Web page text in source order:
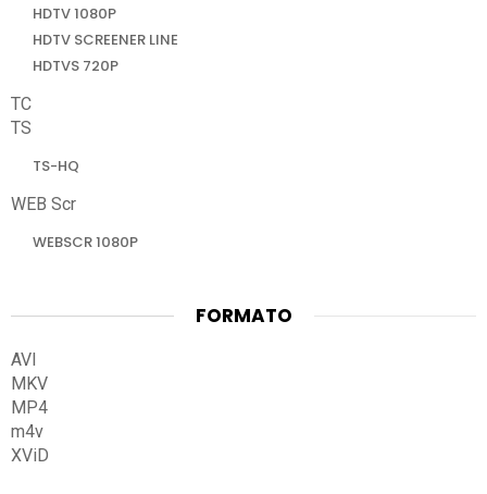
HDTV 1080P
HDTV SCREENER LINE
HDTVS 720P
TC
TS
TS-HQ
WEB Scr
WEBSCR 1080P
FORMATO
AVI
MKV
MP4
m4v
XViD